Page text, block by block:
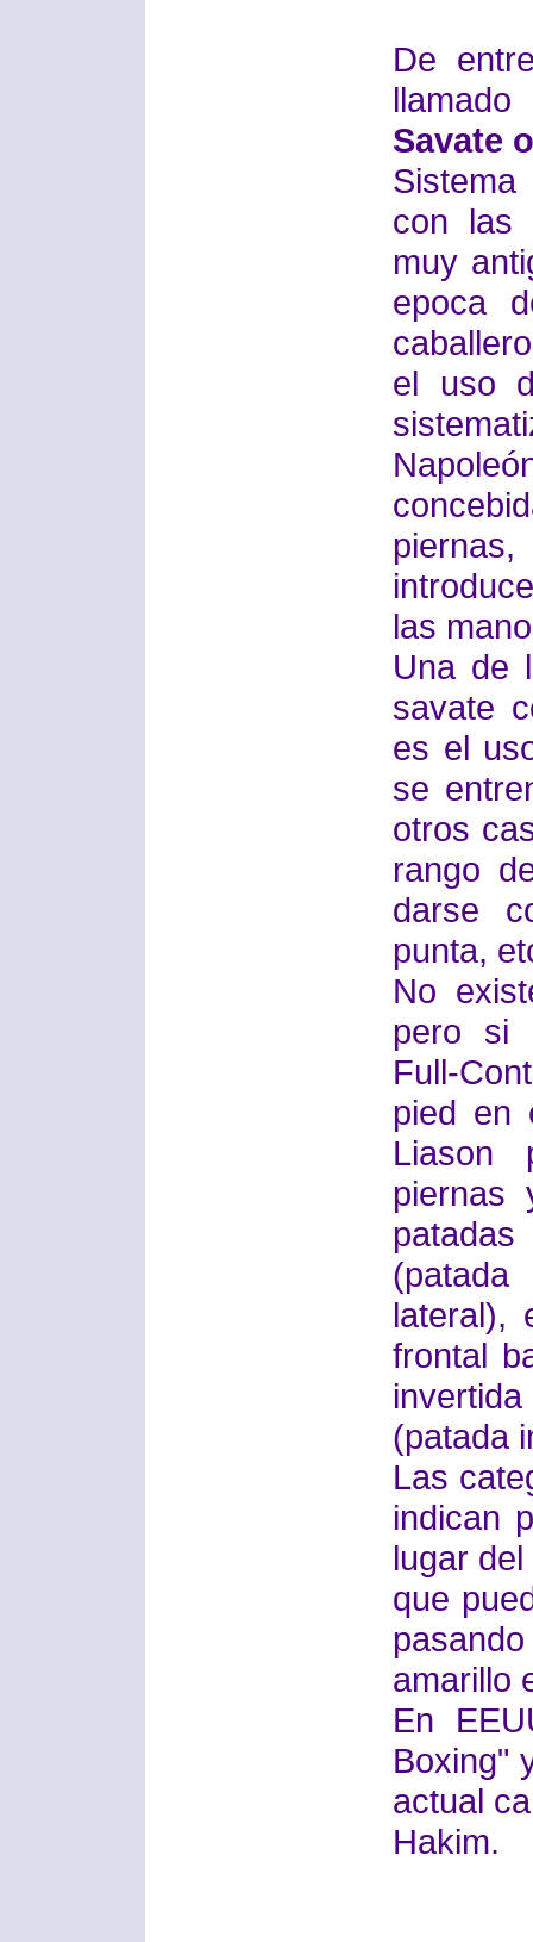
De
Savate
con las
muy
epoca
el uso
las
Una de
savate
es el
se
otros
rango
darse
punta,
No
pero si
Full-
pied en
Liason
piernas
(patada
lateral),
frontal
(patada
Las
indican
lugar
que
amarillo
En
Boxing"
actual
Hakim.